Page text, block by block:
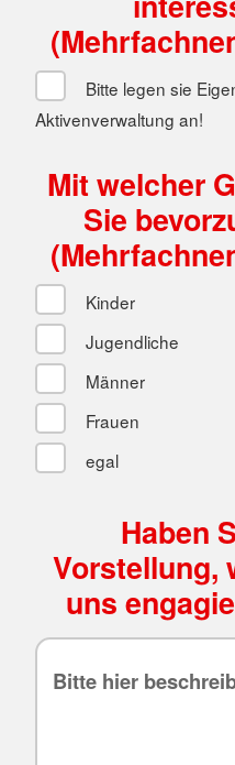
Bitte legen sie
Aktivenverwaltung an!
Mit welcher
Sie
Kinder
Jugendliche
Männer
Frauen
egal
Haben
Vorstellung,
uns